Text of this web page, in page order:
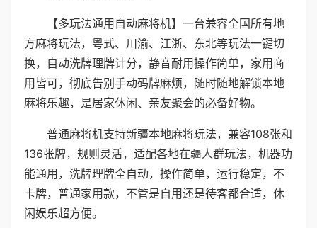
【多玩法通用自动麻将机】一台兼容全国所有地
方麻将玩法，粤式、川渝、江浙、东北等玩法一键切
换，自动洗牌理牌计分，静音耐用操作简单，家用商
用皆可，彻底告别手动码牌麻烦，随时随地解锁本地
麻将乐趣，是居家休闲、亲友聚会的必备好物。
普通麻将机支持新疆本地麻将玩法，兼容108张和
136张牌，规则灵活，适配各地在疆人群玩法，机器功
能通用，洗牌理牌全自动，操作简单，运行稳定，不
卡牌，普通家用款，不管是自用还是待客都合适，休
闲娱乐超方便。